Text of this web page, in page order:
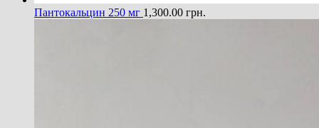
Пантокальцин 250 мг 1,300.00 грн.